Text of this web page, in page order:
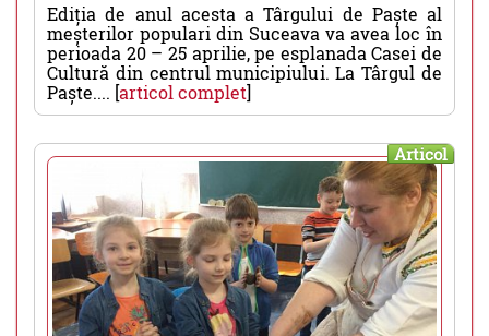
Ediția de anul acesta a Târgului de Paște al
meșterilor populari din Suceava va avea loc în
perioada 20 – 25 aprilie, pe esplanada Casei de
Cultură din centrul municipiului. La Târgul de
Paște.... [articol complet]
Articol